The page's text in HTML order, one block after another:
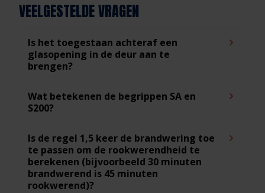
VEELGESTELDE VRAGEN
Is het toegestaan achteraf een
glasopening in de deur aan te
brengen?
Wat betekenen de begrippen SA en
S200?
Is de regel 1,5 keer de brandwering toe
te passen om de rookwerendheid te
berekenen (bijvoorbeeld 30 minuten
brandwerend is 45 minuten
rookwerend)?